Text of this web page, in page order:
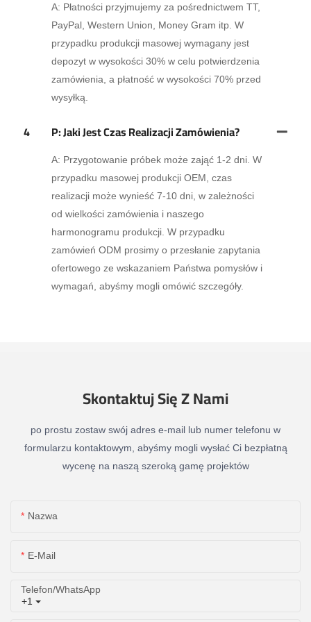
A: Płatności przyjmujemy za pośrednictwem TT,
PayPal, Western Union, Money Gram itp. W
przypadku produkcji masowej wymagany jest
depozyt w wysokości 30% w celu potwierdzenia
zamówienia, a płatność w wysokości 70% przed
wysyłką.
4 P: Jaki Jest Czas Realizacji Zamówienia?
A: Przygotowanie próbek może zająć 1-2 dni. W
przypadku masowej produkcji OEM, czas
realizacji może wynieść 7-10 dni, w zależności
od wielkości zamówienia i naszego
harmonogramu produkcji. W przypadku
zamówień ODM prosimy o przesłanie zapytania
ofertowego ze wskazaniem Państwa pomysłów i
wymagań, abyśmy mogli omówić szczegóły.
Skontaktuj Się Z Nami
po prostu zostaw swój adres e-mail lub numer telefonu w
formularzu kontaktowym, abyśmy mogli wysłać Ci bezpłatną
wycenę na naszą szeroką gamę projektów
Nazwa
E-Mail
+1
Telefon/WhatsApp